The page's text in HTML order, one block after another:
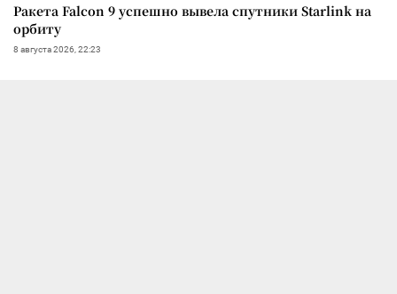
Ракета Falcon 9 успешно вывела спутники Starlink на
орбиту
8 августа 2026, 22:23